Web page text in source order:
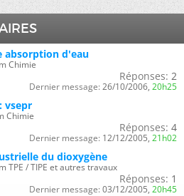
absorption d'eau
Chimie
Réponses: 2
Dernier message: 26/10/2006, 20h25
vsepr
Chimie
Réponses: 4
Dernier message: 12/12/2005, 21h02
du dioxygène
TPE / TIPE et autres travaux
Réponses: 1
Dernier message: 03/12/2005, 20h45